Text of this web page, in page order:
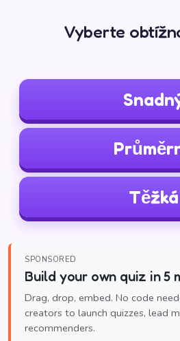
Vyberte
Těžká
SPONSORED
Build your own quiz in 5
Drag, drop, embed. No code
creators to launch quizzes, lead
recommenders.